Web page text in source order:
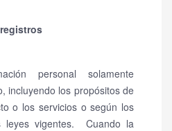
personal solamente
incluyendo los propósitos de
o los servicios o según los
vigentes.
Cuando la